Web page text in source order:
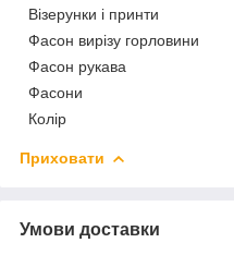
Візерунки і принти
Фасон вирізу горловини
Фасон рукава
Фасони
Колір
Приховати
Умови доставки